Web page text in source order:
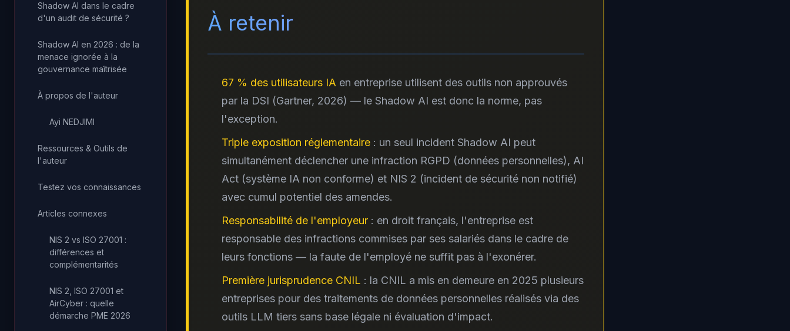
Shadow AI dans le cadre
d'un audit de sécurité ?
Shadow AI en 2026 : de la
menace ignorée à la
gouvernance maîtrisée
À propos de l'auteur
Ayi NEDJIMI
Ressources & Outils de
l'auteur
Testez vos connaissances
Articles connexes
NIS 2 vs ISO 27001 :
différences et
complémentarités
NIS 2, ISO 27001 et
AirCyber : quelle
démarche PME 2026
À retenir
67 % des utilisateurs IA en entreprise utilisent des outils non approuvés
par la DSI (Gartner, 2026) — le Shadow AI est donc la norme, pas
l'exception.
Triple exposition réglementaire : un seul incident Shadow AI peut
simultanément déclencher une infraction RGPD (données personnelles), AI
Act (système IA non conforme) et NIS 2 (incident de sécurité non notifié)
avec cumul potentiel des amendes.
Responsabilité de l'employeur : en droit français, l'entreprise est
responsable des infractions commises par ses salariés dans le cadre de
leurs fonctions — la faute de l'employé ne suffit pas à l'exonérer.
Première jurisprudence CNIL : la CNIL a mis en demeure en 2025 plusieurs
entreprises pour des traitements de données personnelles réalisés via des
outils LLM tiers sans base légale ni évaluation d'impact.